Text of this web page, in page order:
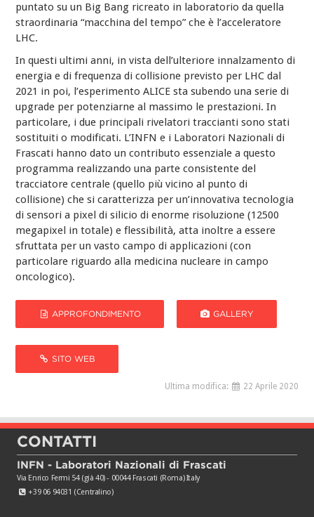
puntato su un Big Bang ricreato in laboratorio da quella
straordinaria “macchina del tempo” che è l’acceleratore
LHC.
In questi ultimi anni, in vista dell’ulteriore innalzamento di
energia e di frequenza dicollisione previsto per LHC dal
2021 in poi, l’esperimento ALICE sta subendo una serie di
upgrade per potenziarne al massimo le prestazioni. In
particolare, i due principali rivelatori traccianti sono stati
sostituiti o modificati. L’INFN e i Laboratori Nazionali di
Frascati hanno dato un contributo essenziale a questo
programma realizzando una parte consistente del
tracciatore centrale (quello più vicino al punto di
collisione) che si caratterizza per un’innovativa tecnologia
di sensori a pixel di silicio di enorme risoluzione (12500
megapixel in totale) e flessibilità, atta inoltre a essere
sfruttata per un vasto campo di applicazioni (con
particolare riguardo alla medicina nucleare in campo
oncologico).
APPROFONDIMENTO GALLERY
SITO WEB
Ultima modifica: 22 Aprile 2020
CONTATTI
INFN - Laboratori Nazionali di Frascati
Via Enrico Fermi 54 (già 40) - 00044 Frascati (Roma) Italy
+39 06 94031 (Centralino)